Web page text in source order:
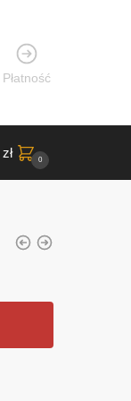
Płatność
zł 0